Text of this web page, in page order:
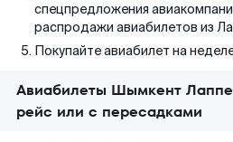
спецпредложения
распродажи авиабилетов из
Покупайте авиабилет на
Авиабилеты Шымкент
рейс или с пересадками